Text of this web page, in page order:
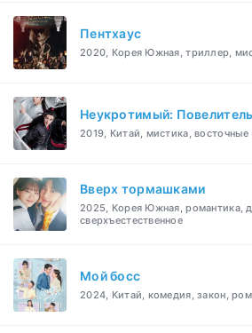
Пентхаус
2020, Корея Южная, триллер,
Неукротимый:
2019, Китай, мистика,
Вверх тормашками
2025, Корея Южная, романтика,
сверхъестественное
Мой босс
2024, Китай, комедия, закон,